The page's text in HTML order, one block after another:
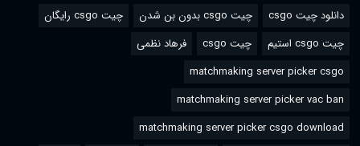
دانلود چیت csgo چیت csgo بدون بن شدن
چیت csgo رایگان
چیت csgo استیم
چیت csgo
فرهاد نظمی
matchmaking server picker csgo
matchmaking server picker vac ban
matchmaking server picker csgo download